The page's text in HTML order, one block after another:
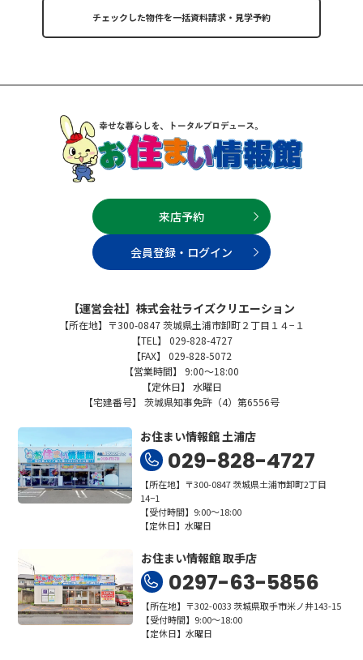
来店予約
会員登録・ログイン
【運営会社】株式会社ライズクリエーション
【所在地】〒300-0847 茨城県土浦市卸町２丁目１４−１
【TEL】 029-828-4727
【FAX】 029-828-5072
【営業時間】 9:00～18:00
【定休日】 水曜日
【宅建番号】 茨城県知事免許（4）第6556号
お住まい情報館 土浦店
029-828-4727
【所在地】〒300-0847 茨城県土浦市卸町2丁目
14−1
【受付時間】9:00～18:00
【定休日】水曜日
お住まい情報館 取手店
0297-63-5856
【所在地】〒302-0033 茨城県取手市米ノ井143-15
【受付時間】9:00～18:00
【定休日】水曜日